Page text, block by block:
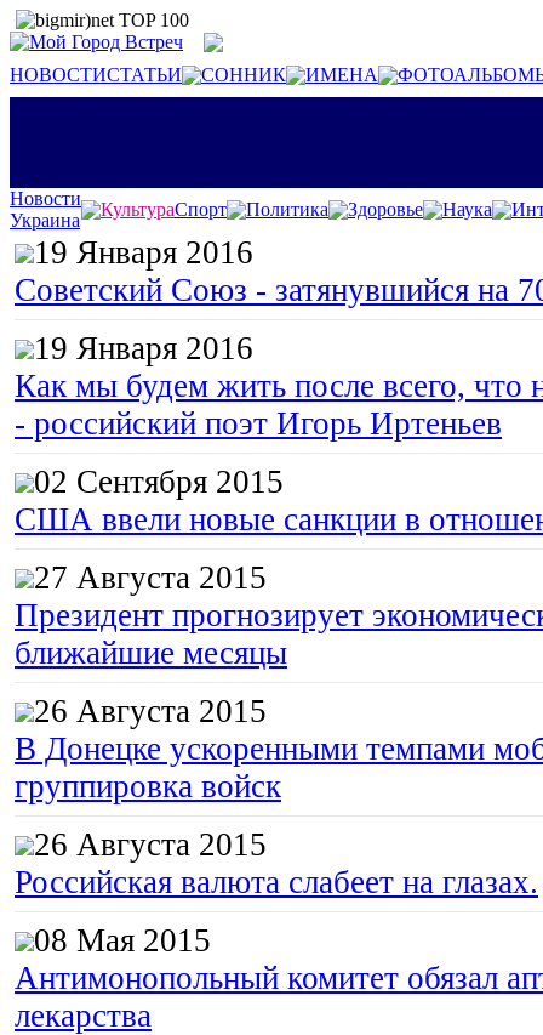
НОВОСТИСТАТЬИ СОННИК ИМЕНА
Новости
Украина
КультураСпорт Политика Здоровье Наука
19 Января 2016
Советский Союз - затянувшийся на
19 Января 2016
Как мы будем жить после всего, что
- российский поэт Игорь Иртеньев
02 Сентября 2015
США ввели новые санкции в
27 Августа 2015
Президент прогнозирует
ближайшие месяцы
26 Августа 2015
В Донецке ускоренными темпами
группировка войск
26 Августа 2015
Российская валюта слабеет на глазах.
08 Мая 2015
Антимонопольный комитет обязал
лекарства